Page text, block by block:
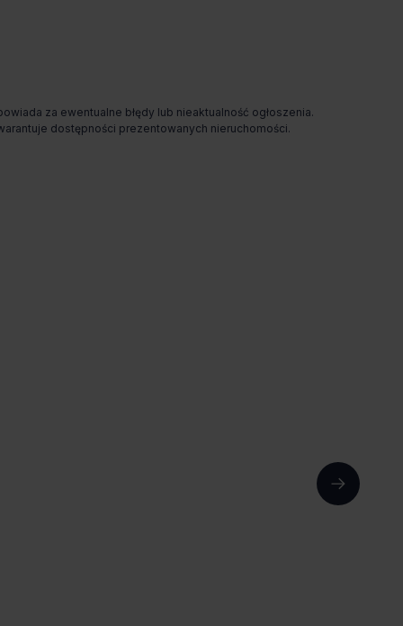
za ewentualne błędy lub nieaktualność ogłoszenia.
dostępności prezentowanych nieruchomości.